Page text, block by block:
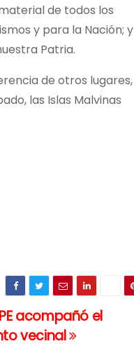
de todos los
y para la Nación; y
Patria.
de otros lugares,
las Islas Malvinas
acompañó el
vecinal